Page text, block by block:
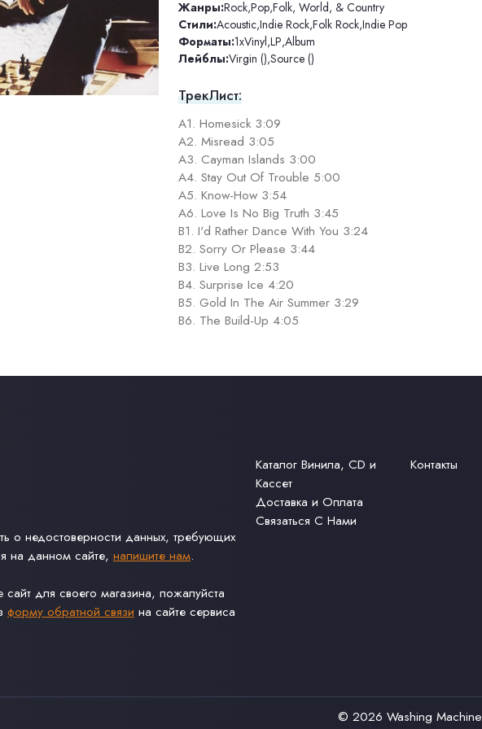
Жанры:Rock,Pop,Folk, World, & Country
Стили:Acoustic,Indie Rock,Folk Rock,Indie Pop
Форматы:1xVinyl,LP,Album
Лейблы:Virgin (),Source ()
ТрекЛист:
A1. Homesick 3:09
A2. Misread 3:05
A3. Cayman Islands 3:00
A4. Stay Out Of Trouble 5:00
A5. Know-How 3:54
A6. Love Is No Big Truth 3:45
B1. I'd Rather Dance With You 3:24
B2. Sorry Or Please 3:44
B3. Live Long 2:53
B4. Surprise Ice 4:20
B5. Gold In The Air Summer 3:29
B6. The Build-Up 4:05
о недостоверности данных, требующих
на данном сайте, напишите нам.
сайт для своего магазина, пожалуйста
форму обратной связи на сайте сервиса
Каталог Винила, CD и
Кассет
Доставка и Оплата
Связаться С Нами
Контакты
© 2026 Washing Machine